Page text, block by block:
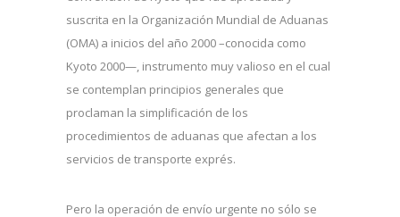
suscrita en la Organización Mundial de Aduanas
(OMA) a inicios del año 2000 –conocida como
Kyoto 2000—, instrumento muy valioso en el cual
se contemplan principios generales que
proclaman la simplificación de los
procedimientos de aduanas que afectan a los
servicios de transporte exprés.
Pero la operación de envío urgente no sólo se